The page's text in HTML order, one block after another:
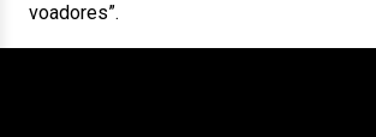
voadores”.